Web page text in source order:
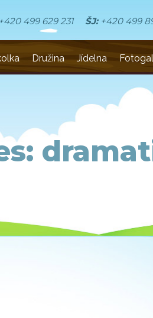
+420 499 629 231 ŠJ: +420 499
Družina Jídelna